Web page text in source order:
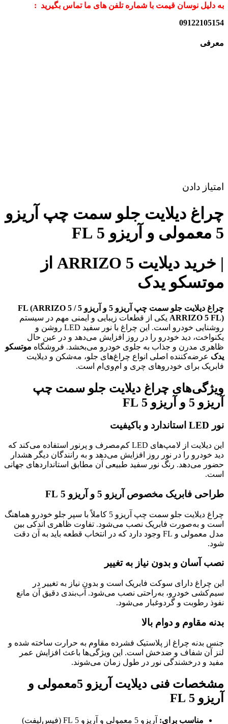
به دلیل نوسان قیمت با شماره تلفن های ما تماس بگیرید :
09122105154
معرفی
امتیاز دادن
چراغ دیلایت جلو سمت چپ آریزو
5 معمولی و آریزو 5 FL
| خرید دیلایت ARRIZO 5 از
موتسکو یدک
چراغ دیلایت جلو سمت چپ آریزو 5 و آریزو 5 FL (ARRIZO 5 /
ARRIZO 5 FL) یکی از قطعات زیبایی و ایمنی مهم در سیستم
روشنایی خودرو است. این چراغ با نور سفید LED روشن و
یکنواخت، دید خودرو را در روز افزایش می‌دهد و در عین حال
ظاهری مدرن و جذاب به جلوی خودرو می‌بخشد. فروشگاه موتسکو
یدک عرضه‌کننده اصلی انواع چراغ‌های جلو، مه‌شکن و دیلایت
فابریک برای خودروهای چری و ام‌وی‌ام است.
ویژگی‌های چراغ دیلایت جلو سمت چپ
آریزو 5 و آریزو 5 FL
نور LED استاندارد و باکیفیت
این دیلایت از لامپ‌های LED کم‌مصرف و پرنور استفاده می‌کند که
دید خودرو را در نور روز افزایش می‌دهد و به رانندگان دیگر هشدار
حضور می‌دهد. رنگ نور سفید طبیعی آن مطابق استانداردهای جهانی
است.
طراحی فابریک مخصوص آریزو 5 و آریزو 5 FL
چراغ دیلایت جلو سمت چپ آریزو 5 کاملاً با سپر جلو خودرو هماهنگ
است و به‌صورت فابریک نصب می‌شود. تفاوت ظاهری اندکی بین
مدل معمولی و FL وجود دارد که در انتخاب قطعه باید به آن دقت
شود.
نصب آسان و بدون نیاز به تغییر
این چراغ دارای سوکت فابریک است و بدون نیاز به تغییر در
سیم‌کشی خودرو، به‌راحتی نصب می‌شود. آب‌بندی دقیق آن مانع
نفوذ رطوبت و گردوغبار می‌شود.
بدنه مقاوم و دوام بالا
جنس بدنه چراغ از پلاستیک فشرده مقاوم به حرارت ساخته شده و
لنز آن شفاف و ضدخش است. این ویژگی‌ها باعث افزایش عمر
مفید و درخشندگی نور در طول زمان می‌شوند.
مشخصات فنی دیلایت آریزو 5معمولی و
آریزو 5 FL
مناسب برای: آریزو 5 معمولی و آریزو 5 FL (فیس‌لیفت)